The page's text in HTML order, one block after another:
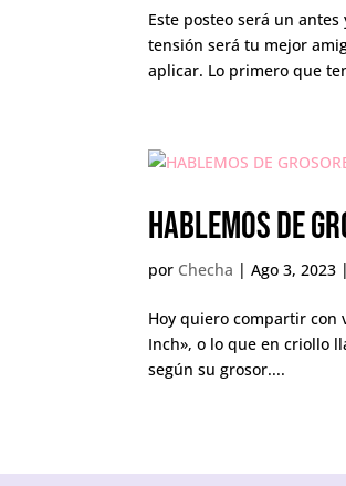
Este posteo será un
tensión será tu mejor
aplicar. Lo primero que
HABLEMOS DE
por Checha |Ago 3, 2023 |
Hoy quiero compartir con
Inch», o lo que en criollo
según su grosor....